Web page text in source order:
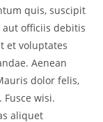
quis, suscipit
officiis debitis
et voluptates
Aenean
dolor felis,
wisi.
aliquet